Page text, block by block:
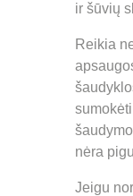
ir šūvių
Reikia
nėra
Jeigu